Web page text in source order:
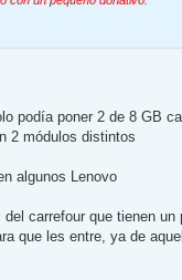
podía poner 2 de 8 GB
2 módulos distintos
algunos Lenovo
carrefour que tienen un
que les entre, ya de